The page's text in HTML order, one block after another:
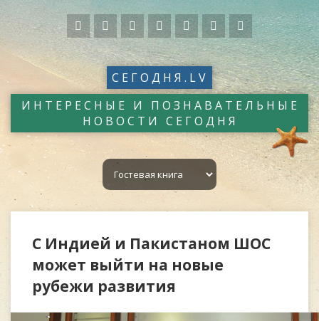
СЕГОДНЯ.LV
ИНТЕРЕСНЫЕ И ПОЗНАВАТЕЛЬНЫЕ
НОВОСТИ СЕГОДНЯ
С Индией и Пакистаном ШОС
может выйти на новые
рубежи развития